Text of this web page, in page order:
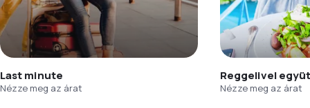
Last minute
Nézze meg az árat
Reggelivel
Nézze meg az árat